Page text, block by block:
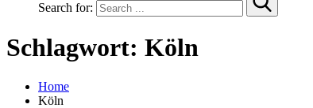
Search for:
Schlagwort: Köln
Home
Köln